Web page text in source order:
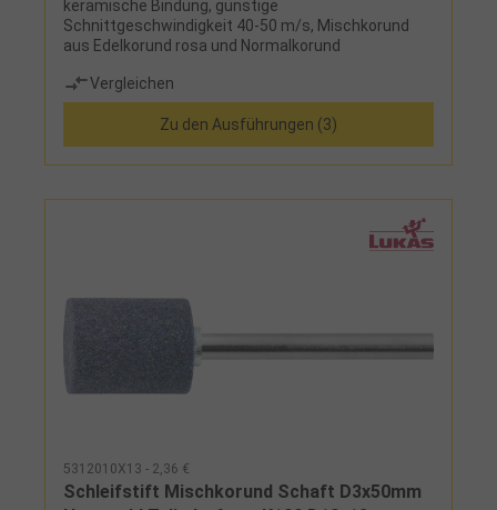
keramische Bindung, günstige
Schnittgeschwindigkeit 40-50 m/s, Mischkorund
aus Edelkorund rosa und Normalkorund
Vergleichen
Zu den Ausführungen (3)
5312010X13 - 2,36 €
Schleifstift Mischkorund Schaft D3x50mm